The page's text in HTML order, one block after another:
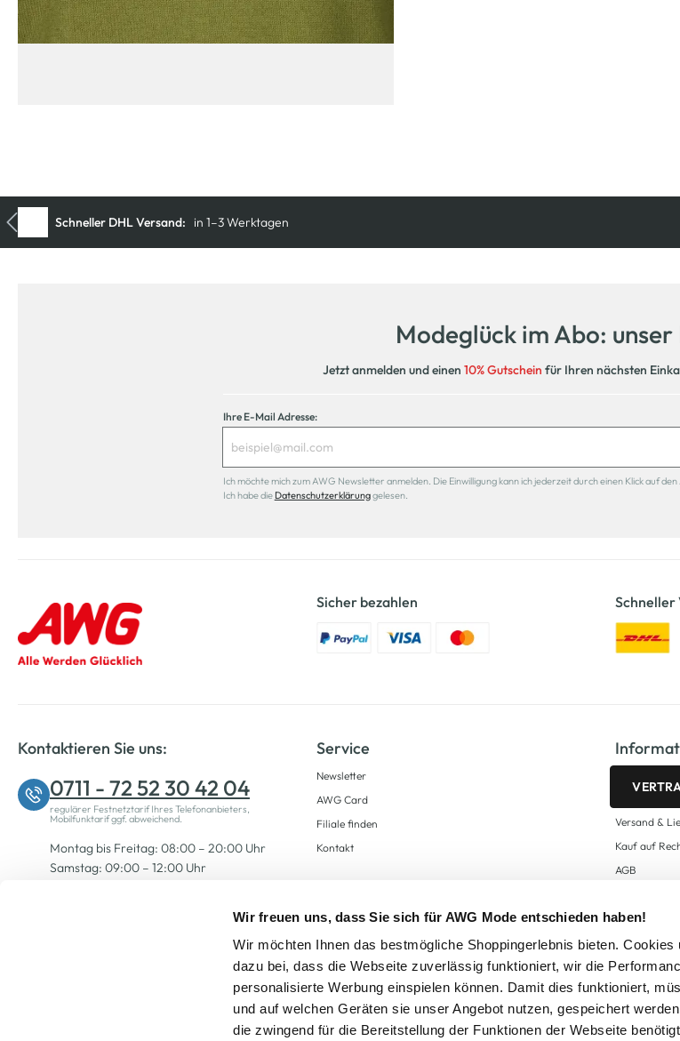
Wir freuen uns, dass Sie sich für AWG Mode entschieden haben!
Wir möchten Ihnen das bestmögliche Shoppingerlebnis bieten. Cookies
dazu bei, dass die Webseite zuverlässig funktioniert, wir die
personalisierte Werbung einspielen können. Damit dies funktioniert,
und auf welchen Geräten sie unser Angebot nutzen, gespeichert
die zwingend für die Bereitstellung der Funktionen der Webseite
Modeglück im Abo:
Jetzt anmelden und einen 10% Gutschein für Ihren nächsten
Ihre E-Mail Adresse:
Ich möchte mich zum AWG Newsletter anmelden. Die Einwilligung kann ich jederzeit durch einen Klick auf
Ich habe die Datenschutzerklärunggelesen.
Sicher bezahlen Schneller
Kontaktieren Sie uns:
0711 - 72 52 30 42 04
regulärer Festnetztarif Ihres Telefonanbieters,
Mobilfunktarif ggf. abweichend.
Montag bis Freitag: 08:00 – 20:00 Uhr
Samstag: 09:00 – 12:00 Uhr
Service
Newsletter
AWG Card
Filiale finden
Kontakt
Versand &
Kauf auf
AGB
Zahlungsarten
Datenschutz
AWG CARD